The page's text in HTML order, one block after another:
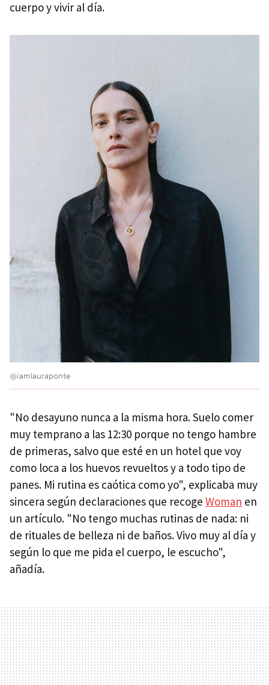
cuerpo y vivir al día.
@iamlauraponte
"No desayuno nunca a la misma hora. Suelo comer
muy temprano a las 12:30 porque no tengo hambre
de primeras, salvo que esté en un hotel que voy
como loca a los huevos revueltos y a todo tipo de
panes. Mi rutina es caótica como yo", explicaba muy
sincera según declaraciones que recoge Woman en
un artículo. "No tengo muchas rutinas de nada: ni
de rituales de belleza ni de baños. Vivo muy al día y
según lo que me pida el cuerpo, le escucho",
añadía.